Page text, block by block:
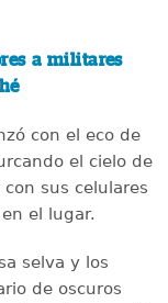
a militares
con el eco de
el cielo de
sus celulares
el lugar.
selva y los
de oscuros